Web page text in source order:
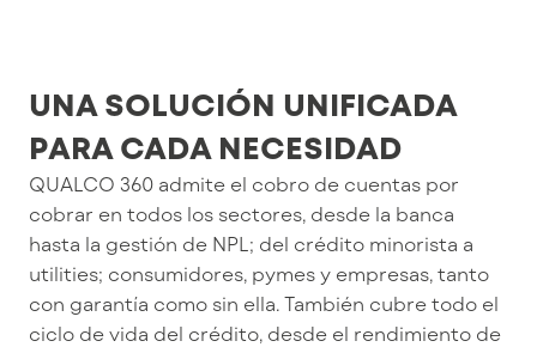
UNA SOLUCIÓN UNIFICADA
PARA CADA NECESIDAD
QUALCO 360 admite el cobro de cuentas por
cobrar en todos los sectores, desde la banca
hasta la gestión de NPL; del crédito minorista a
utilities; consumidores, pymes y empresas, tanto
con garantía como sin ella. También cubre todo el
ciclo de vida del crédito, desde el rendimiento de